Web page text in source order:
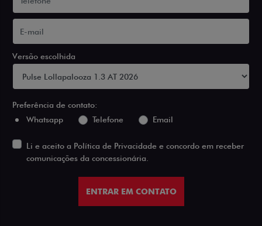
Versão escolhida
Preferência de contato:
Whatsapp
Telefone Email
Li e aceito a Política de Privacidade e concordo em receber
comunicações da concessionária.
ENTRAR EM CONTATO